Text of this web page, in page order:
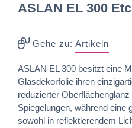
ASLAN EL 300
Gehe zu: Artikeln
ASLAN EL 300 besitzt eine
Glasdekorfolie ihren
reduzierter
Spiegelungen, während eine
sowohl in reflektierendem